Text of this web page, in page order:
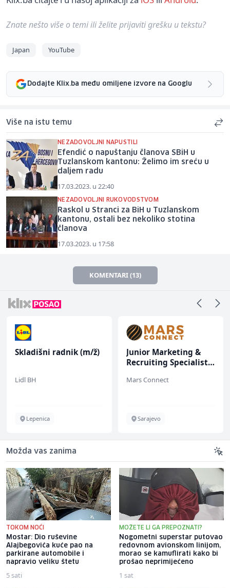
Znate nešto više o temi ili želite prijaviti grešku u tekstu?
Japan YouTube
Dodajte Klix.ba među omiljene izvore na Googlu
Više na istu temu
NEZADOVOLJNI NAPUSTILI
Efendić o napuštanju članova SBiH u
Tuzlanskom kantonu: Želimo im sreću u
daljem radu
17.03.2023. u 22:40
NEZADOVOLJNI RUKOVODSTVOM
Raskol u Stranci za BiH u Tuzlanskom
kantonu, ostali bez nekoliko stotina
članova
17.03.2023. u 17:58
KOMENTARI (13)
Skladišni radnik (m/ž)
Lidl BH
Lepenica
Junior Marketing &
Recruiting Specialist
Mars Connect
Sarajevo
Možda vas zanima
TOKOM NOĆI
Mostar: Dio ruševine
Alajbegovića kuće pao na
parkirane automobile i
napravio veliku štetu
5 sati
MOŽETE LI GA PREPOZNATI?
Nogometni superstar putovao
redovnom avionskom linijom,
morao se kamuflirati kako bi
prošao neprimijećeno
1 sat